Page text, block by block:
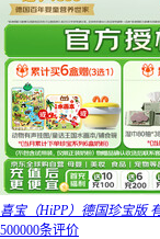
喜宝（HiPP）德国珍宝版
500000条评价